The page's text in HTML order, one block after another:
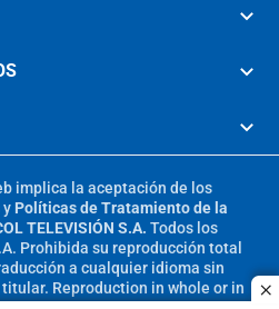
implica la aceptación de los
y Políticas de Tratamiento de la
TELEVISIÓN S.A. Todos los
Prohibida su reproducción total
a cualquier idioma sin
Reproduction in whole or in